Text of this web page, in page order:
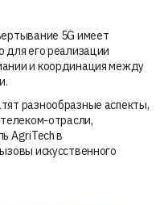
5G имеет
его реализации
и координация между
разнообразные аспекты,
отрасли,
AgriTech в
искусственного